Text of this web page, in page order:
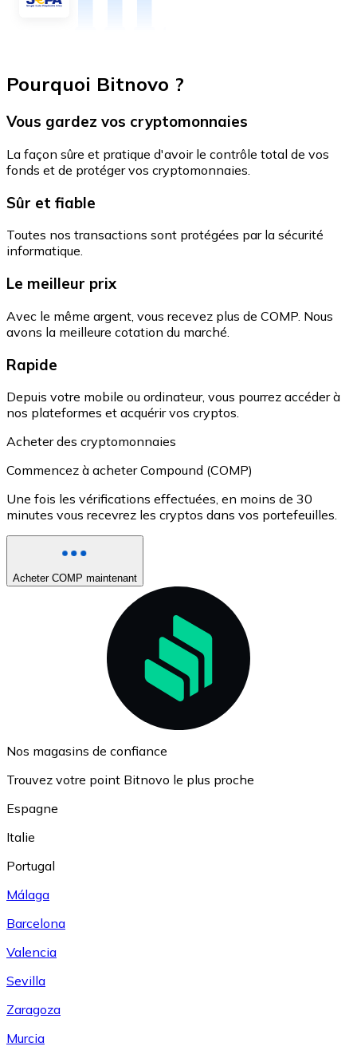
Pourquoi Bitnovo ?
Vous gardez vos cryptomonnaies
La façon sûre et pratique d'avoir le contrôle total de vos
fonds et de protéger vos cryptomonnaies.
Sûr et fiable
Toutes nos transactions sont protégées par la sécurité
informatique.
Le meilleur prix
Avec le même argent, vous recevez plus de COMP. Nous
avons la meilleure cotation du marché.
Rapide
Depuis votre mobile ou ordinateur, vous pourrez accéder à
nos plateformes et acquérir vos cryptos.
Acheter des cryptomonnaies
Commencez à acheter Compound (COMP)
Une fois les vérifications effectuées, en moins de 30
minutes vous recevrez les cryptos dans vos portefeuilles.
Acheter COMP maintenant
Nos magasins de confiance
Trouvez votre point Bitnovo le plus proche
Espagne
Italie
Portugal
Málaga
Barcelona
Valencia
Sevilla
Zaragoza
Murcia